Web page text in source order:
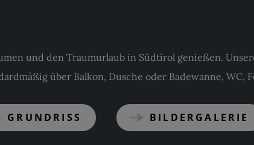
und den Traumurlaub in Südtirol genießen.
über Balkon, Dusche oder Badewanne, WC,
GRUNDRISS BILDERGALERIE